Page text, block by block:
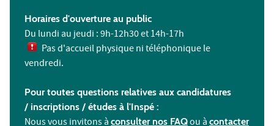
Horaires d'ouverture au public
Du lundi au jeudi : 9h-12h30 et 14h-17h
Pas d'accueil physique ni téléphonique le
vendredi.
Pour toutes questions relatives aux candidatures
/ inscriptions / études à l'Inspé :
Nous vous invitons à consulter nos FAQou à contacter